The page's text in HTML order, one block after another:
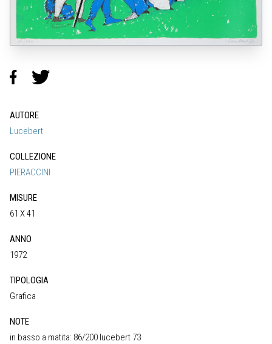
AUTORE
Lucebert
COLLEZIONE
PIERACCINI
MISURE
61 X 41
ANNO
1972
TIPOLOGIA
Grafica
NOTE
in basso a matita: 86/200 lucebert 73